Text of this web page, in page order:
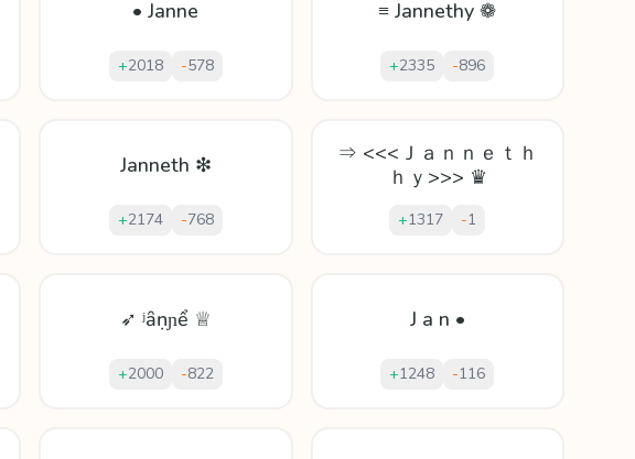
• Janne
+2018 -578
≡ Jannethy ❁
+2335 -896
Janneth ❇
+2174 -768
⇒ <<<Ｊａｎｎｅｔｈ
ｈｙ>>> ♛
+1317 -1
➶ ʲȃṇɲể ♕
+2000 -822
J a n •
+1248 -116